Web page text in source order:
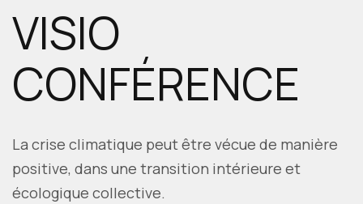
VISIO
CONFÉRENCE
La crise climatique peut être vécue de manière
positive, dans une transition intérieure et
écologique collective.